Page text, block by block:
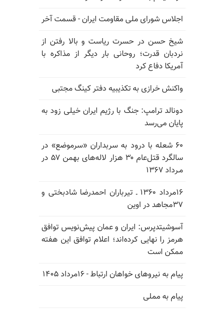
اجلاس شورای ملی مقاومت ایران - قسمت آخر
شیخ حسن در حسرت ریاست و بالا رفتن از
نردبان قدرت؛ روحانی بار دیگر از مذاکره با
آمریکا دفاع کرد
واکنش خرازی به تکذیبیه دفتر کینگ مجتبی
دونالد ترامپ: جنگ با رژیم ایران خیلی زود به
پایان می‌رسد
۶۰ شعله با درود به سربداران «سرموضع» در
سالگرد قتل‌عام ۳۰ هزار لاله‌های بهمن ۵۷ در
مـرداد ۱۳۶۷
۱۶مرداد ۱۳۶۰ ـ تیرباران احمدرضا شادبختی و
۳۷مجاهد در اوین
آسوشیتدپرس: ایران و عمان پیش‌نویس توافق
هرمز را نهایی کرده‌اند؛ اعلام توافق این هفته
ممکن است
پیام به نیروهای خواهان ارتباط - ۱۶مرداد ۱۴۰۵
پیام به مملی